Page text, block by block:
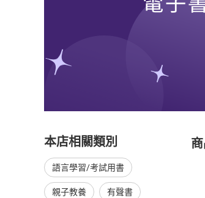
本店相關類別
語言學習/考試用書
親子教養 有聲書